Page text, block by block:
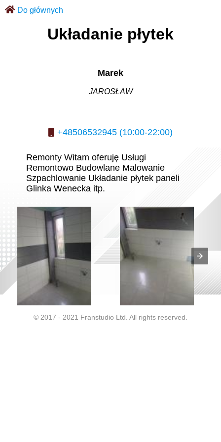
Do głównych
Układanie płytek
Marek
JAROSŁAW
+48506532945 (10:00-22:00)
Remonty Witam oferuję Usługi
Remontowo Budowlane Malowanie
Szpachlowanie Układanie płytek paneli
Glinka Wenecka itp.
© 2017 - 2021 Franstudio Ltd. All rights reserved.